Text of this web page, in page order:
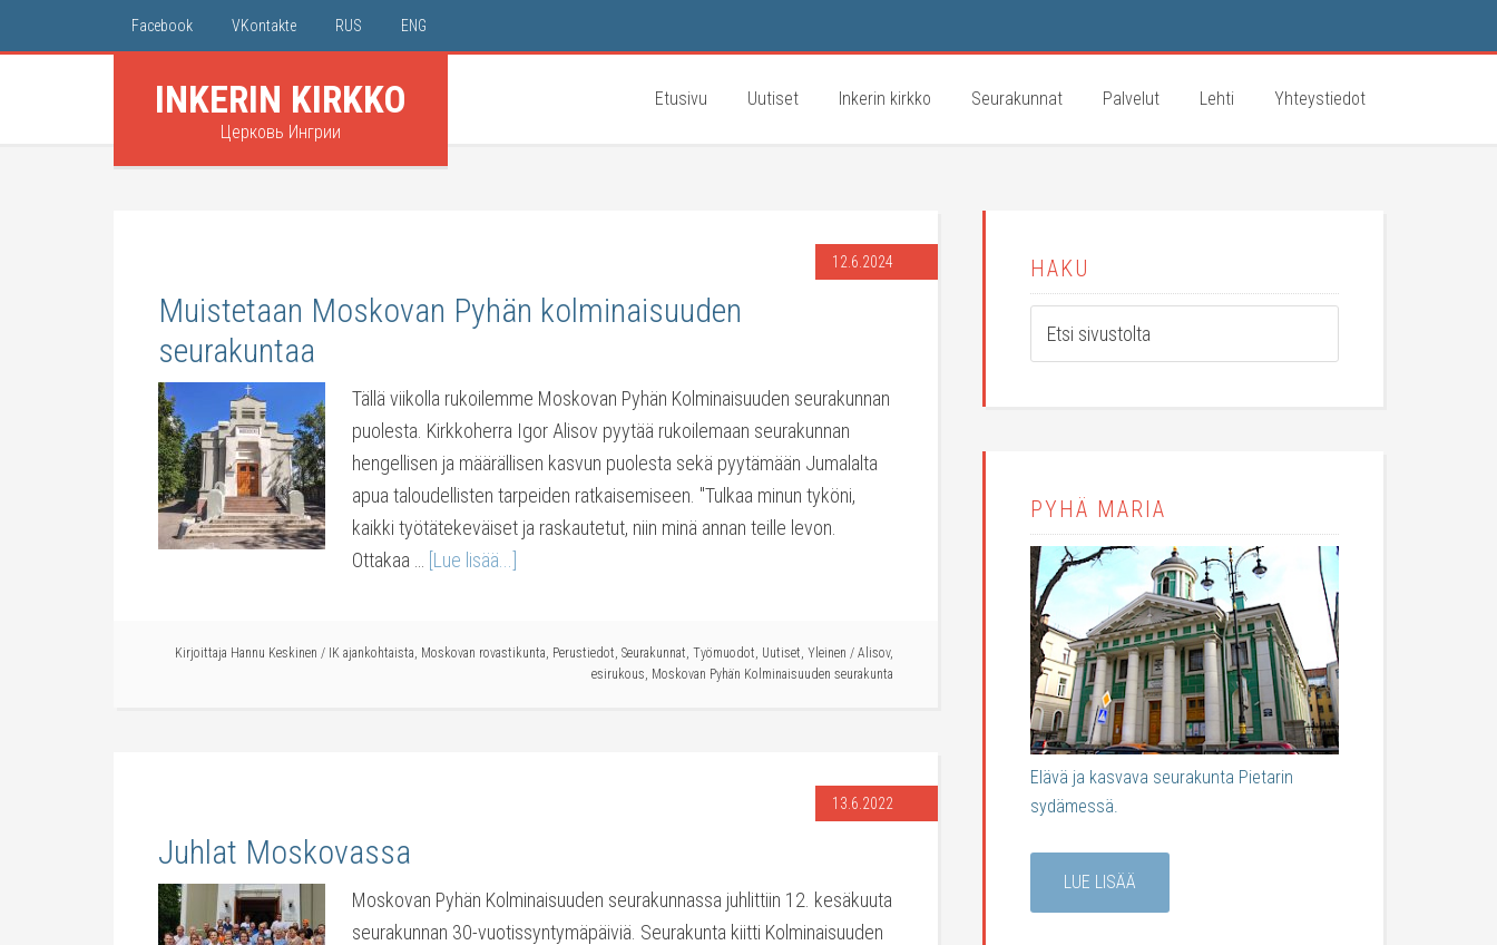
Facebook VKontakte RUS ENG
INKERIN KIRKKO
Церковь Ингрии
Etusivu Uutiset Inkerin kirkko Seurakunnat Palvelut Lehti Yhteystiedot
12.6.2024
Muistetaan Moskovan Pyhän kolminaisuuden
seurakuntaa
Tällä viikolla rukoilemme Moskovan Pyhän Kolminaisuuden seurakunnan
puolesta. Kirkkoherra Igor Alisov pyytää rukoilemaan seurakunnan
hengellisen ja määrällisen kasvun puolesta sekä pyytämään Jumalalta
apua taloudellisten tarpeiden ratkaisemiseen. "Tulkaa minun tyköni,
kaikki työtätekeväiset ja raskautetut, niin minä annan teille levon.
Ottakaa …
[Lue lisää...]
Kirjoittaja Hannu Keskinen / IK ajankohtaista, Moskovan rovastikunta, Perustiedot, Seurakunnat, Työmuodot, Uutiset, Yleinen / Alisov,
esirukous, Moskovan Pyhän Kolminaisuuden seurakunta
13.6.2022
Juhlat Moskovassa
Moskovan Pyhän Kolminaisuuden seurakunnassa juhlittiin 12. kesäkuuta
seurakunnan 30-vuotissyntymäpäiviä. Seurakunta kiitti Kolminaisuuden
HAKU
PYHÄ MARIA
Elävä ja kasvava seurakunta Pietarin
sydämessä.
LUE LISÄÄ